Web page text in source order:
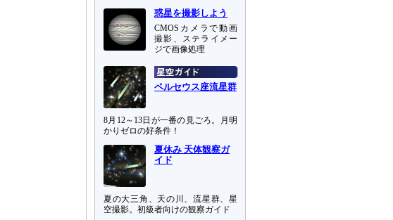
惑星を撮影しよう
CMOSカメラで動画
撮影、ステライメー
ジで画像処理
ペルセウス座流星群
8月12～13日が一番の見ごろ。月明
かりゼロの好条件！
夏休み 天体観察ガ
イド
夏の大三角、天の川、流星群、星
空撮影。初級者向けの観察ガイド